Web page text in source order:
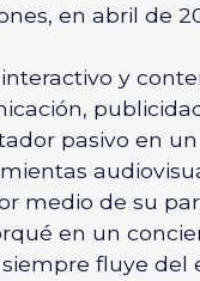
en abril de
y
pasivo en
medio de su
en un
fluye del